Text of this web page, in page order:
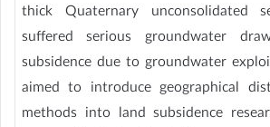
thick Quaternary unconsolidated
suffered serious groundwater
subsidence due to groundwater
aimed to introduce geographical
methods into land subsidence